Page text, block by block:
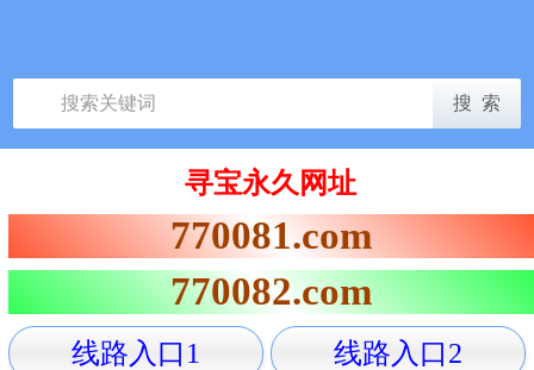
寻宝永久网址
770081.com
770082.com
线路入口1 线路入口2